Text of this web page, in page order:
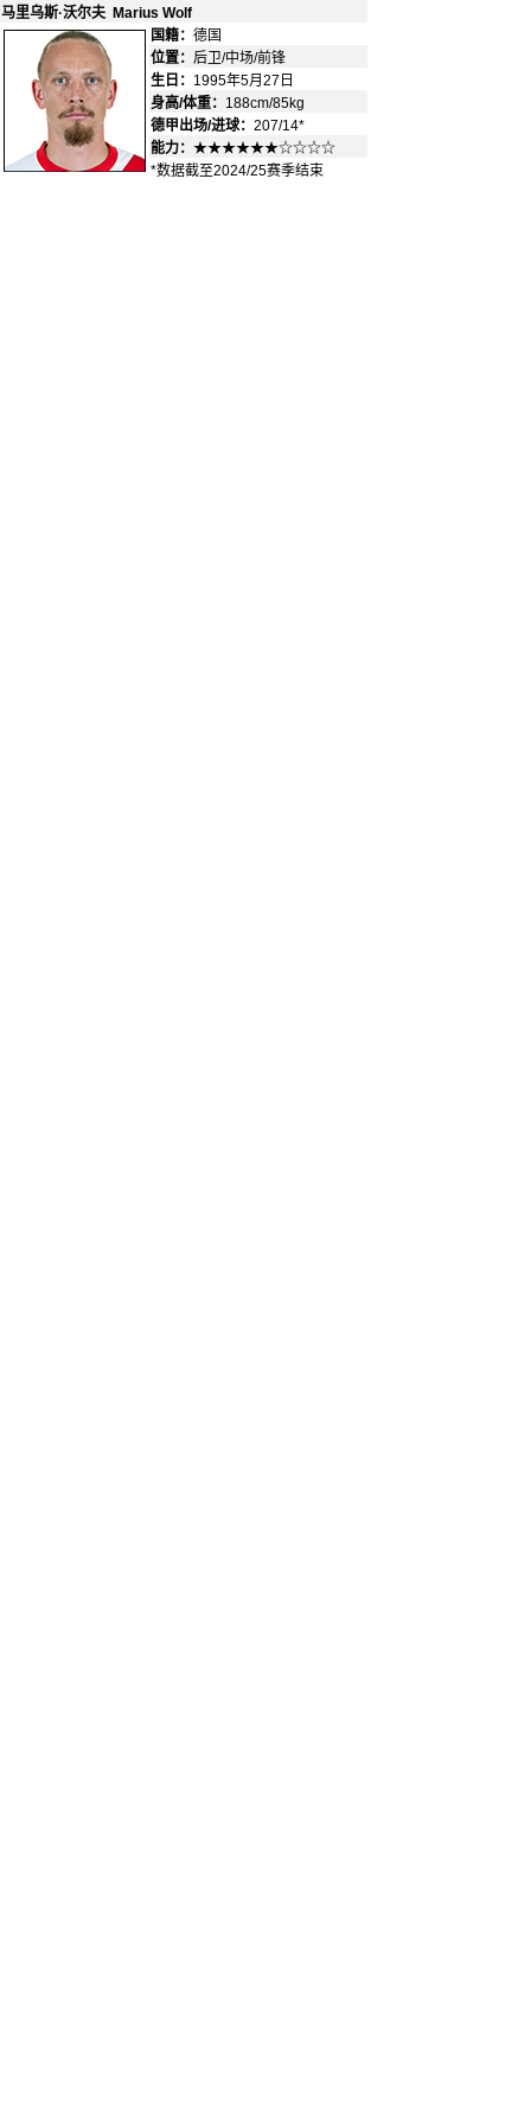
马里乌斯·沃尔夫 Marius Wolf
国籍： 德国
位置： 后卫/中场/前锋
生日： 1995年5月27日
身高/体重： 188cm/85kg
德甲出场/进球： 207/14*
能力： ★★★★★★☆☆☆☆
*数据截至2024/25赛季结束